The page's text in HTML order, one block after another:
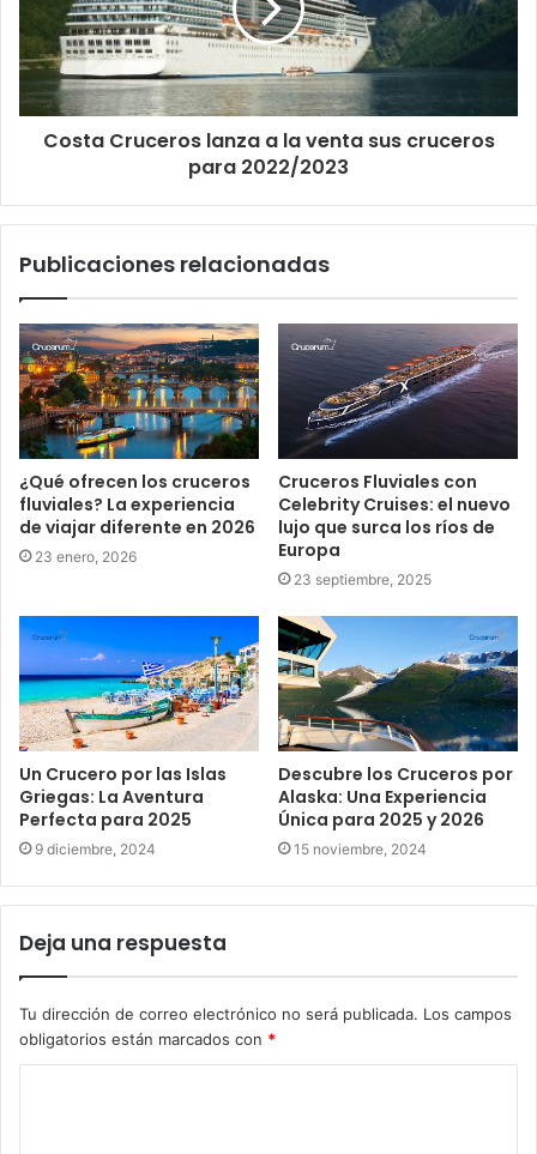
Costa Cruceros lanza a la venta sus cruceros
para 2022/2023
Publicaciones relacionadas
¿Qué ofrecen los cruceros
fluviales? La experiencia
de viajar diferente en 2026
23 enero, 2026
Cruceros Fluviales con
Celebrity Cruises: el nuevo
lujo que surca los ríos de
Europa
23 septiembre, 2025
Un Crucero por las Islas
Griegas: La Aventura
Perfecta para 2025
9 diciembre, 2024
Descubre los Cruceros por
Alaska: Una Experiencia
Única para 2025 y 2026
15 noviembre, 2024
Deja una respuesta
Tu dirección de correo electrónico no será publicada. Los campos
obligatorios están marcados con *